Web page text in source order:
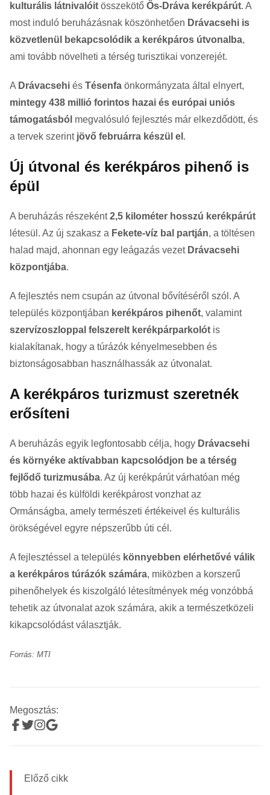
kulturális látnivalóit összekötő Ős-Dráva kerékpárút. A
most induló beruházásnak köszönhetően Drávacsehi is
közvetlenül bekapcsolódik a kerékpáros útvonalba,
ami tovább növelheti a térség turisztikai vonzerejét.
A Drávacsehi és Tésenfa önkormányzata által elnyert,
mintegy 438 millió forintos hazai és európai uniós
támogatásból megvalósuló fejlesztés már elkezdődött, és
a tervek szerint jövő februárra készül el .
Új útvonal és kerékpáros pihenő is
épül
A beruházás részeként2,5 kilométer hosszú kerékpárút
létesül. Az új szakasz a Fekete-víz bal partján, a töltésen
halad majd, ahonnan egy leágazás vezet Drávacsehi
központjába.
A fejlesztés nem csupán az útvonal bővítéséről szól. A
település központjában kerékpáros pihenőt, valamint
szervízoszloppal felszerelt kerékpárparkolót is
kialakítanak, hogy a túrázók kényelmesebben és
biztonságosabban használhassák az útvonalat.
A kerékpáros turizmust szeretnék
erősíteni
A beruházás egyik legfontosabb célja, hogy Drávacsehi
és környéke aktívabban kapcsolódjon be a térség
fejlődő turizmusába. Az új kerékpárút várhatóan még
több hazai és külföldi kerékpárost vonzhat az
Ormánságba, amely természeti értékeivel és kulturális
örökségével egyre népszerűbb úti cél.
A fejlesztéssel a település könnyebben elérhetővé válik
a kerékpáros túrázók számára, miközben a korszerű
pihenőhelyek és kiszolgáló létesítmények még vonzóbbá
tehetik az útvonalat azok számára, akik a természetközeli
kikapcsolódást választják.
Forrás: MTI
Megosztás:
Előző cikk